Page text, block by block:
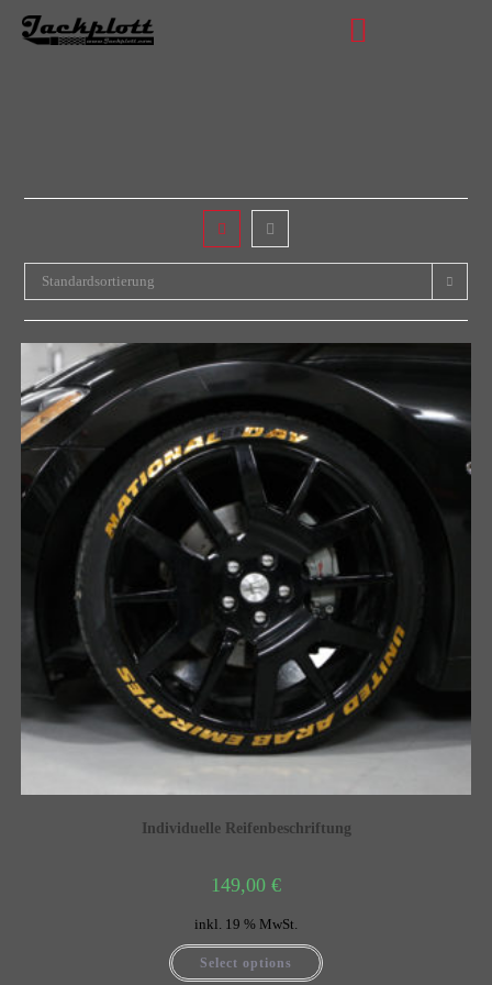
Standardsortierung
Individuelle Reifenbeschriftung
149,00 €
inkl. 19 % MwSt.
Select options